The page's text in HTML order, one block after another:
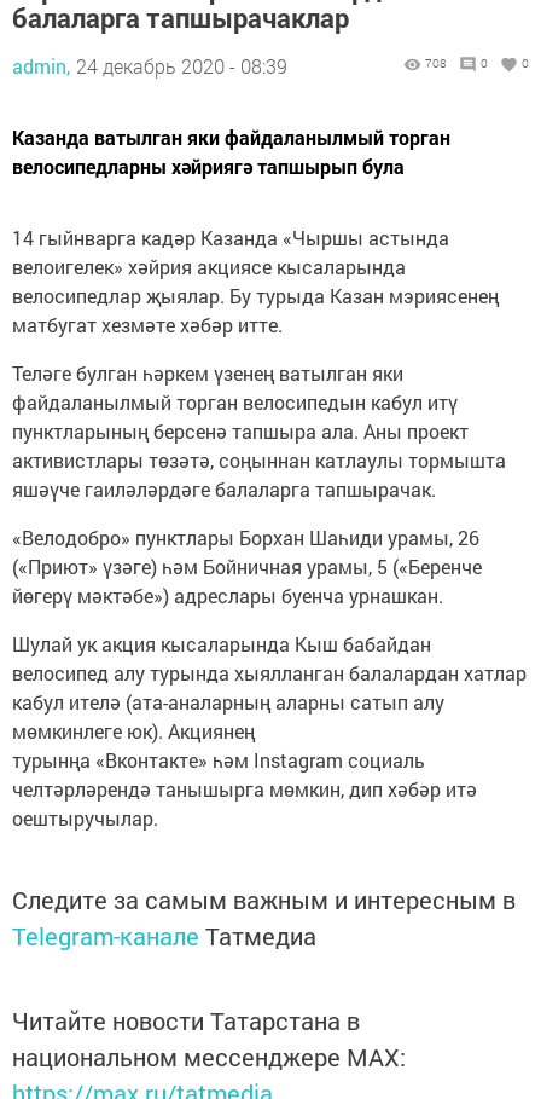
балаларга тапшырачаклар
admin, 24 декабрь 2020 - 08:39 708 0 0
Казанда ватылган яки файдаланылмый торган
велосипедларны хәйриягә тапшырып була
14 гыйнварга кадәр Казанда «Чыршы астында
велоигелек» хәйрия акциясе кысаларында
велосипедлар җыялар. Бу турыда Казан мэриясенең
матбугат хезмәте хәбәр итте.
Теләге булган һәркем үзенең ватылган яки
файдаланылмый торган велосипедын кабул итү
пунктларының берсенә тапшыра ала. Аны проект
активистлары төзәтә, соңыннан катлаулы тормышта
яшәүче гаиләләрдәге балаларга тапшырачак.
«Велодобро» пунктлары Борхан Шаһиди урамы, 26
(«Приют» үзәге) һәм Бойничная урамы, 5 («Беренче
йөгерү мәктәбе») адреслары буенча урнашкан.
Шулай ук акция кысаларында Кыш бабайдан
велосипед алу турында хыялланган балалардан хатлар
кабул ителә (ата-аналарның аларны сатып алу
мөмкинлеге юк). Акциянең
турынңа «Вконтакте» һәм Instagram социаль
челтәрләрендә танышырга мөмкин, дип хәбәр итә
оештыручылар.
Следите за самым важным и интересным в
Telegram-канале Татмедиа
Читайте новости Татарстана в
национальном мессенджере MАХ: